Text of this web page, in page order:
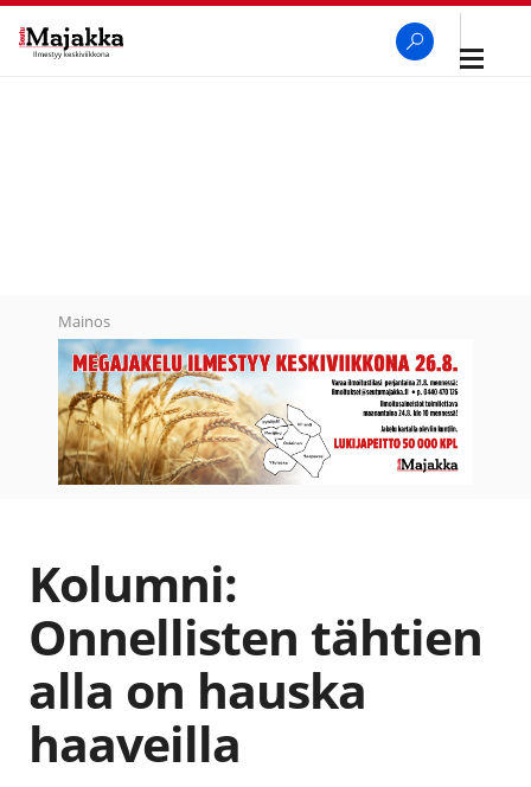
Avaa
Mainos
Kolumni:
Onnellisten tähtien
alla on hauska
haaveilla